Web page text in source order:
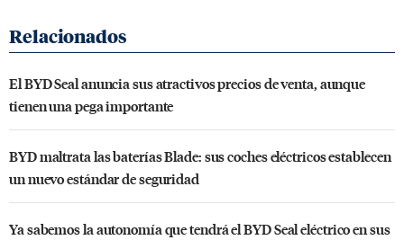
El BYD Seal anuncia sus atractivos precios de venta, aunque
tienen una pega importante
BYD maltrata las baterías Blade: sus coches eléctricos establecen
un nuevo estándar de seguridad
Ya sabemos la autonomía que tendrá el BYD Seal eléctrico en sus